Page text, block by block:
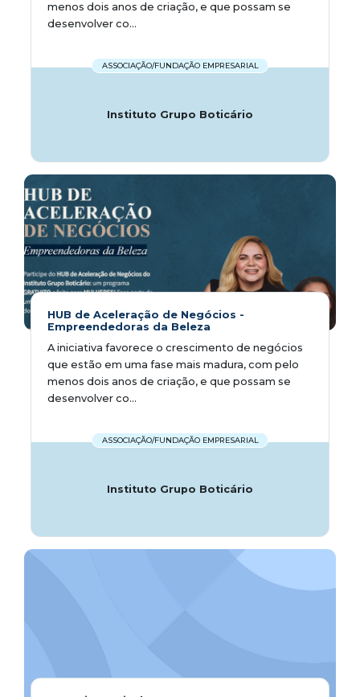
menos dois anos de criação, e que possam se
desenvolver co...
ASSOCIAÇÃO/FUNDAÇÃO EMPRESARIAL
Instituto Grupo Boticário
HUB de Aceleração de Negócios -
Empreendedoras da Beleza
A iniciativa favorece o crescimento de negócios
que estão em uma fase mais madura, com pelo
menos dois anos de criação, e que possam se
desenvolver co...
ASSOCIAÇÃO/FUNDAÇÃO EMPRESARIAL
Instituto Grupo Boticário